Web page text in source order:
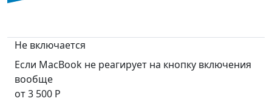
Не включается
Если MacBook не реагирует на кнопку включения
вообще
от 3 500 Р